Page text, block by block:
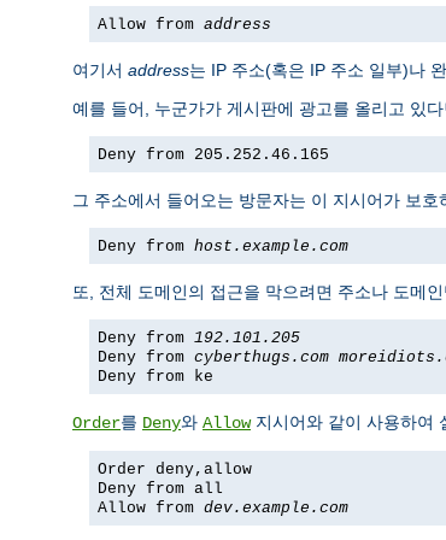
Allow from address
여기서 address는 IP 주소(혹은 IP 주소 일부)나
예를 들어, 누군가가 게시판에 광고를 올리고 있
Deny from 205.252.46.165
그 주소에서 들어오는 방문자는 이 지시어가 보
Deny from host.example.com
또, 전체 도메인의 접근을 막으려면 주소나 도메
Deny from 192.101.205
Deny from cyberthugs.com
Deny from ke
Order를 Deny와 Allow지시어와 같이 사용하여
Order deny,allow
Deny from all
Allow from dev.example.com